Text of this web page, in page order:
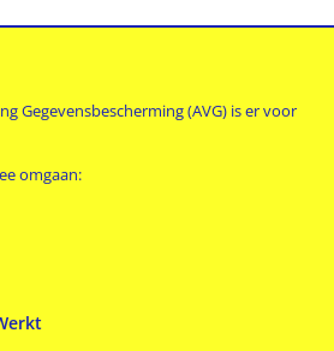
Gegevensbescherming (AVG) is er voor
omgaan: